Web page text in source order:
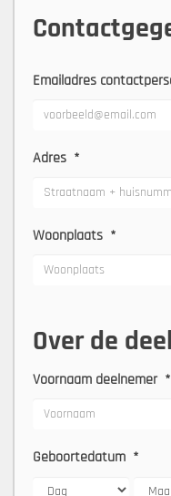
Emailadres
Adres *
Woonplaats *
Over de
Voornaam deelnemer *
Geboortedatum *